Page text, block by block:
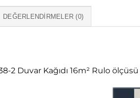
DEĞERLENDIRMELER (0)
2 Duvar Kağıdı 16m² Rulo ölçüsü